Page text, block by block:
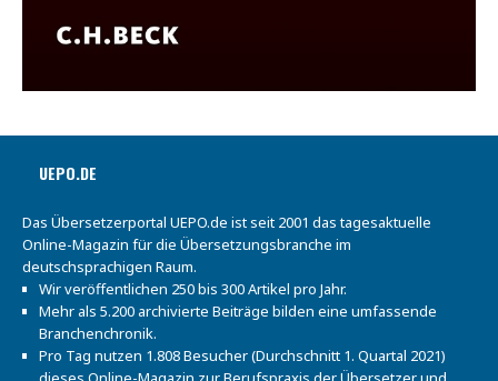
UEPO.DE
Das Übersetzerportal UEPO.de ist seit 2001 das tagesaktuelle
Online-Magazin für die Übersetzungsbranche im
deutschsprachigen Raum.
Wir veröffentlichen 250 bis 300 Artikel pro Jahr.
Mehr als 5.200 archivierte Beiträge bilden eine umfassende
Branchenchronik.
Pro Tag nutzen 1.808 Besucher (Durchschnitt 1. Quartal 2021)